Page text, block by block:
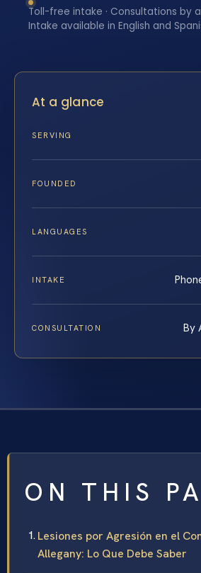
Toll-free intake · Consultations by
Intake available in English and
At a glance
SERVING
FOUNDED
LANGUAGES
INTAKE
CONSULTATION By
ON THIS
Lesiones por Agresión en el
Allegany: Lo Que Debe Saber